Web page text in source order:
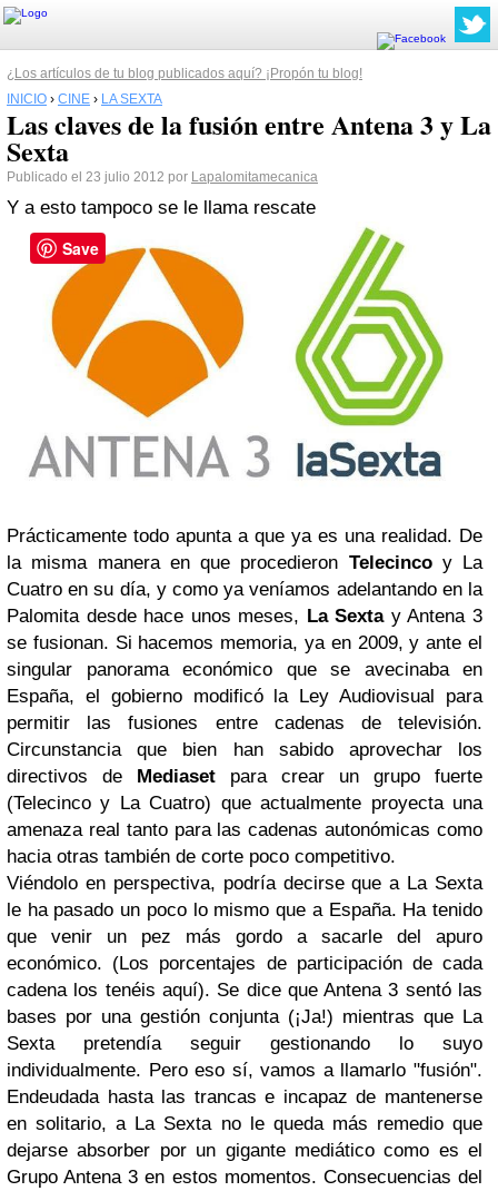
¿Los artículos de tu blog publicados aquí? ¡Propón tu blog!
INICIO › CINE › LA SEXTA
Las claves de la fusión entre Antena 3 y La
Sexta
Publicado el 23 julio 2012 por Lapalomitamecanica
Y a esto tampoco se le llama rescate
Prácticamente todo apunta a que ya es una realidad. De
la misma manera en que procedieron Telecincoy La
Cuatro en su día, y como ya veníamos adelantando en la
Palomita desde hace unos meses, La Sextay Antena 3
se fusionan. Si hacemos memoria, ya en 2009, y ante el
singular panorama económico que se avecinaba en
España, el gobierno modificó la Ley Audiovisual para
permitir las fusiones entre cadenas de televisión.
Circunstancia que bien han sabido aprovechar los
directivos de Mediaset para crear un grupo fuerte
(Telecinco y La Cuatro) que actualmente proyecta una
amenaza real tanto para las cadenas autonómicas como
hacia otras también de corte poco competitivo.
Viéndolo en perspectiva, podría decirse que a La Sexta
le ha pasado un poco lo mismo que a España. Ha tenido
que venir un pez más gordo a sacarle del apuro
económico. (Los porcentajes de participación de cada
cadena los tenéis aquí). Se dice que Antena 3 sentó las
bases por una gestión conjunta (¡Ja!) mientras que La
Sexta pretendía seguir gestionando lo suyo
individualmente. Pero eso sí, vamos a llamarlo "fusión".
Endeudada hasta las trancas e incapaz de mantenerse
en solitario, a La Sexta no le queda más remedio que
dejarse absorber por un gigante mediático como es el
Grupo Antena 3 en estos momentos. Consecuencias del
Save